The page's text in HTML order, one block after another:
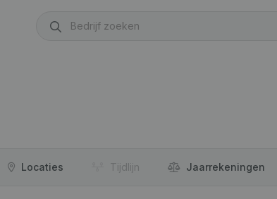
Locaties Tijdlijn Jaar­rekeningen